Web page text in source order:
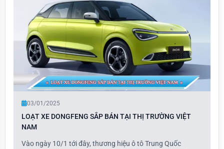
03/01/2025
LOẠT XE DONGFENG SẮP BÁN TẠI THỊ TRƯỜNG VIỆT
NAM
Vào ngày 10/1 tới đây, thương hiệu ô tô Trung Quốc